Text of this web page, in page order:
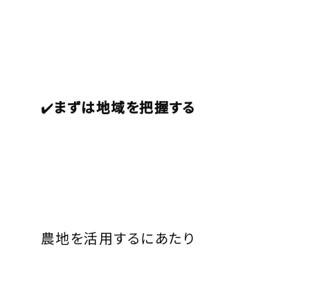
✔️まずは地域を把握する
農地を活用するにあたり